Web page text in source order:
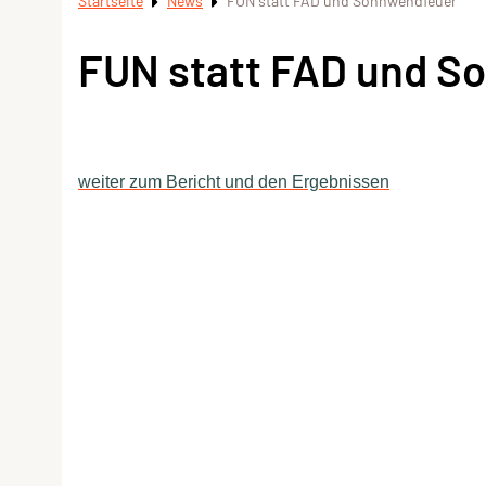
FUN statt FAD und
weiter zum Bericht und den Ergebnissen